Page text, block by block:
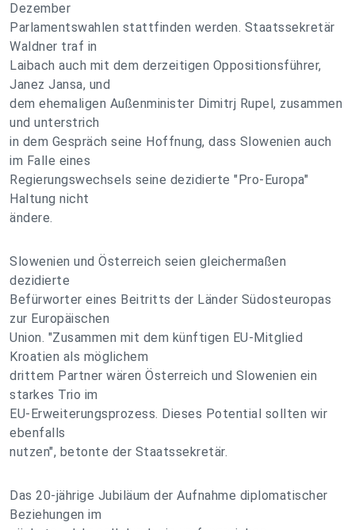
Dezember
Parlamentswahlen stattfinden werden. Staatssekretär
Waldner traf in
Laibach auch mit dem derzeitigen Oppositionsführer,
Janez Jansa, und
dem ehemaligen Außenminister Dimitrj Rupel, zusammen
und unterstrich
in dem Gespräch seine Hoffnung, dass Slowenien auch
im Falle eines
Regierungswechsels seine dezidierte "Pro-Europa"
Haltung nicht
ändere.
Slowenien und Österreich seien gleichermaßen
dezidierte
Befürworter eines Beitritts der Länder Südosteuropas
zur Europäischen
Union. "Zusammen mit dem künftigen EU-Mitglied
Kroatien als möglichem
drittem Partner wären Österreich und Slowenien ein
starkes Trio im
EU-Erweiterungsprozess. Dieses Potential sollten wir
ebenfalls
nutzen", betonte der Staatssekretär.
Das 20-jährige Jubiläum der Aufnahme diplomatischer
Beziehungen im